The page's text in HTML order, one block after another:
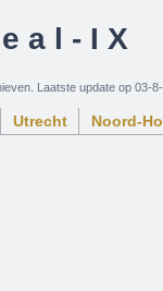
IX
Laatste update op 03-
Utrecht Noord-